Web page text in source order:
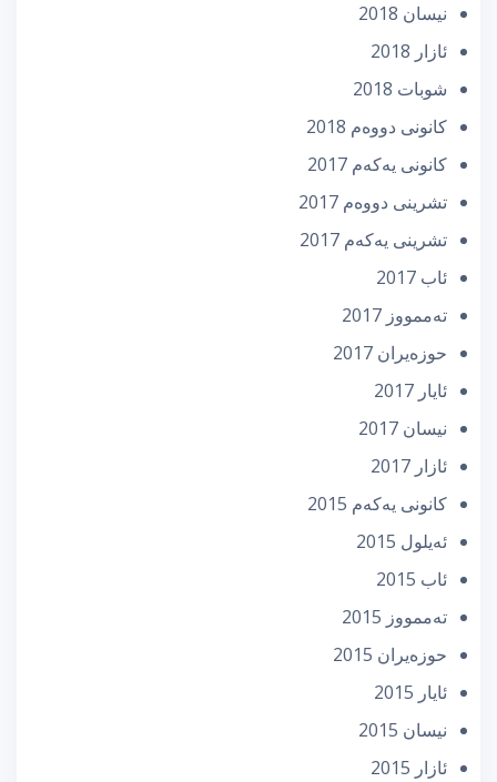
نیسان 2018
ئازار 2018
شوبات 2018
كانونی دووه‌م 2018
كانونی یه‌كه‌م 2017
تشرینی دووه‌م 2017
تشرینی یه‌كه‌م 2017
ئاب 2017
تەممووز 2017
حوزه‌یران 2017
ئایار 2017
نیسان 2017
ئازار 2017
كانونی یه‌كه‌م 2015
ئه‌یلول 2015
ئاب 2015
تەممووز 2015
حوزه‌یران 2015
ئایار 2015
نیسان 2015
ئازار 2015